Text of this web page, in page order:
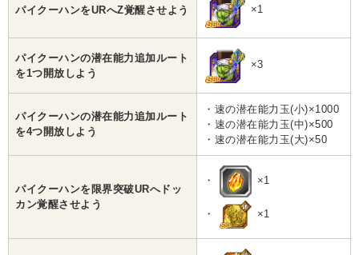
パイクーハンをURへZ覚醒させよう ×1
パイクーハンの潜在能力追加ルート
を1つ開放しよう
×3
パイクーハンの潜在能力追加ルート
を4つ開放しよう
・速の潜在能力玉(小)×1000
・速の潜在能力玉(中)×500
・速の潜在能力玉(大)×50
パイクーハンを限界突破URへドッ
カン覚醒させよう
・ ×1
・ ×1